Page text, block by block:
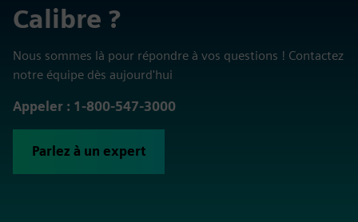
Calibre ?
Nous sommes là pour répondre à vos questions ! Contactez
notre équipe dès aujourd'hui
Appeler : 1-800-547-3000
Parlez à un expert